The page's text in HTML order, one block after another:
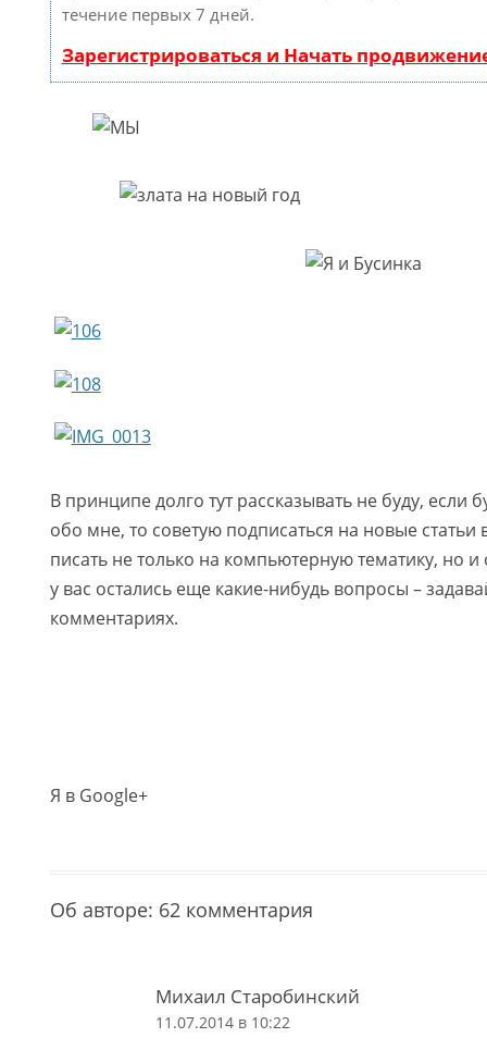
течение первых 7 дней.
Зарегистрироваться и Начать
В принципе долго тут рассказывать не буду, если
обо мне, то советую подписаться на новые статьи
писать не только на компьютерную тематику, но
у вас остались еще какие-нибудь вопросы –
комментариях.
Я в Google+
Об авторе: 62 комментария
Михаил Старобинский
11.07.2014 в 10:22